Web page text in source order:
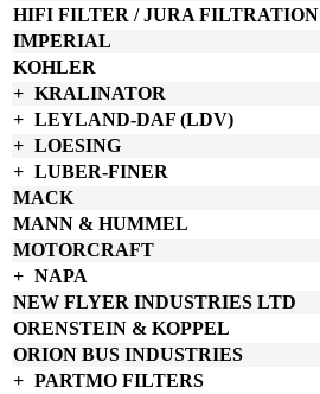
HIFI FILTER / JURA FILTRATION
IMPERIAL
KOHLER
KRALINATOR
LEYLAND-DAF (LDV)
LOESING
LUBER-FINER
MACK
MANN & HUMMEL
MOTORCRAFT
NAPA
NEW FLYER INDUSTRIES LTD
ORENSTEIN & KOPPEL
ORION BUS INDUSTRIES
PARTMO FILTERS